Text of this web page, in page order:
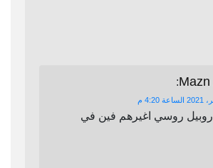
Mazn
:
معايا 20000 روبيل روسي اغيرهم فين في